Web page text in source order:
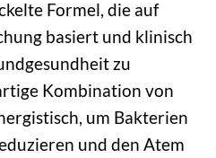
Formel, die auf
basiert und klinisch
zu
Kombination von
um Bakterien
und den Atem